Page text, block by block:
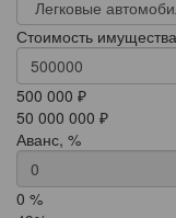
Стоимость
500 000 ₽
50 000 000 ₽
Аванс, %
0 %